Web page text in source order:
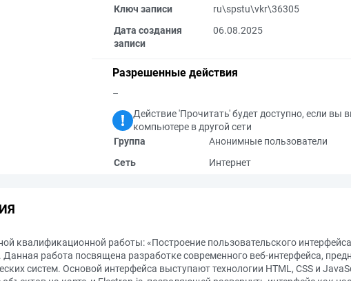
Ключ записи
ru\spstu\vkr\36305
Дата создания
записи
06.08.2025
Разрешенные действия
–
Действие 'Прочитать' будет доступно, если вы
компьютере в другой сети
Группа
Анонимные пользователи
Сеть
Интернет
квалификационной работы: «Построение пользовательского
Данная работа посвящена разработке современного веб-интерфейса,
систем. Основой интерфейса выступают технологии HTML, CSS и